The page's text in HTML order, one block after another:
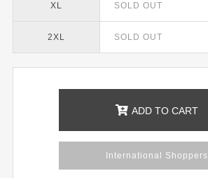
XL SOLD OUT
2XL SOLD OUT
ADD TO CART
International Shoppers